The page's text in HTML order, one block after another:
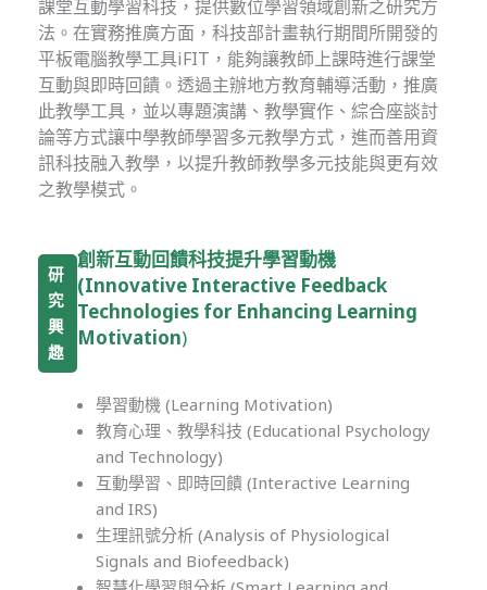
課堂互動學習科技，提供數位學習領域創新之研究方
法。在實務推廣方面，科技部計畫執行期間所開發的
平板電腦教學工具iFIT，能夠讓教師上課時進行課堂
互動與即時回饋。透過主辦地方教育輔導活動，推廣
此教學工具，並以專題演講、教學實作、綜合座談討
論等方式讓中學教師學習多元教學方式，進而善用資
訊科技融入教學，以提升教師教學多元技能與更有效
之教學模式。
研
究
興
趣
創新互動回饋科技提升學習動機
(Innovative Interactive Feedback
Technologies for Enhancing Learning
Motivation)
學習動機 (Learning Motivation)
教育心理、教學科技 (Educational Psychology
and Technology)
互動學習、即時回饋 (Interactive Learning
and IRS)
生理訊號分析 (Analysis of Physiological
Signals and Biofeedback)